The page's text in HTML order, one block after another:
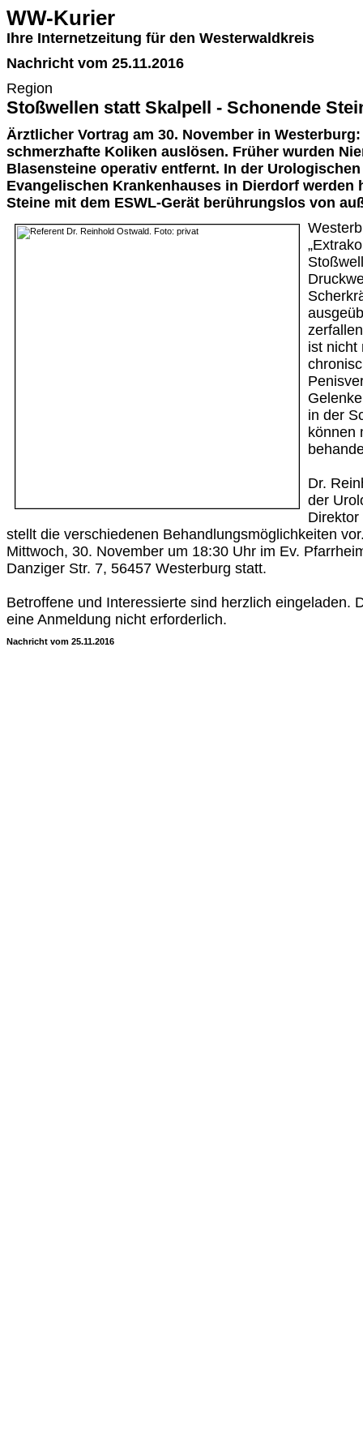
WW-Kurier
Ihre Internetzeitung für den Westerwaldkreis
Nachricht vom 25.11.2016
Region
Stoßwellen statt Skalpell - Schonende
Ärztlicher Vortrag am 30. November in
schmerzhafte Koliken auslösen. Früher wurden
Blasensteine operativ entfernt. In der
Evangelischen Krankenhauses in Dierdorf werden
Steine mit dem ESWL-Gerät berührungslos von
ist nicht
in der
können
Dr.
der
stellt die verschiedenen Behandlungsmöglichkeiten
Mittwoch, 30. November um 18:30 Uhr im Ev.
Danziger Str. 7, 56457 Westerburg statt.
Betroffene und Interessierte sind herzlich eingeladen.
eine Anmeldung nicht erforderlich.
Nachricht vom 25.11.2016